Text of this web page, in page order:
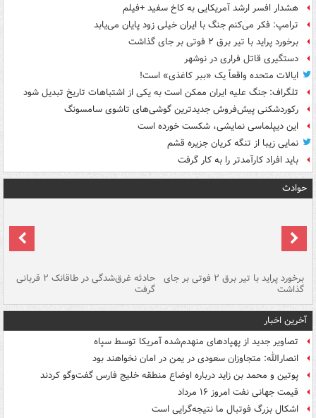
هشدار افسر ارشد آمریکایی به کاخ سفید +فیلم
ترامپ: فکر می‌کنم جنگ با ایران خیلی زود پایان می‌یابد
برخورد پراید با تیر برق ۲ فوتی بر جای گذاشت
دستگیری قاتل فراری در نوشهر
ایالات متحده واقعاً یک «ببر کاغذی» است!
تلگراف: جنگ علیه ایران ممکن است به یکی از اشتباهات تاریخ تبدیل شود
رکوردشکنی پیش‌فروش جدیدترین گوشی‌های تاشوی سامسونگ
این دیپلماسی نمایشی، شکست خورده است
نمایی زیبا از تنگه کریان جزیره قشم
باید افراد کارآمدتر را به کار گرفت
حوادث
برخورد پراید با تیر برق ۲ فوتی بر جای
گذاشت
حادثه غرق‌شدگی در طاقانک ۲ قربانی
گرفت
آخرین اخبار
تصاویر جدید از پهپادهای منهدم‌شده آمریکا توسط سپاه
انصارالله: متجاوزان سعودی در یمن در امان نخواهند بود
پوتین و محمد بن زاید درباره اوضاع منطقه خلیج فارس گفت‌وگو کردند
قیمت جهانی نفت امروز ۱۶ مرداد
اشکال بزرگ فوتبال ما نتیجه‌گرایی است